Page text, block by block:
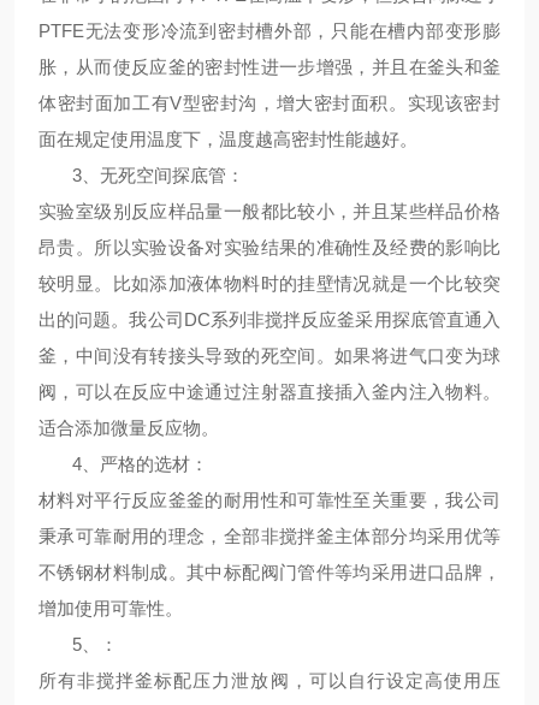
PTFE无法变形冷流到密封槽外部，只能在槽内部变形膨
胀，从而使反应釜的密封性进一步增强，并且在釜头和釜
体密封面加工有V型密封沟，增大密封面积。实现该密封
面在规定使用温度下，温度越高密封性能越好。
3、 无死空间探底管 ：
实验室级别反应样品量一般都比较小，并且某些样品价格
昂贵。所以实验设备对实验结果的准确性及经费的影响比
较明显。比如添加液体物料时的挂壁情况就是一个比较突
出的问题。我公司DC系列非搅拌反应釜采用探底管直通入
釜，中间没有转接头导致的死空间。如果将进气口变为球
阀，可以在反应中途通过注射器直接插入釜内注入物料。
适合添加微量反应物。
4、 严格的选材 ：
材料对平行反应釜釜的耐用性和可靠性至关重要，我公司
秉承可靠耐用的理念，全部非搅拌釜主体部分均采用优等
不锈钢材料制成。其中标配阀门管件等均采用进口品牌，
增加使用可靠性。
5、
：
所有非搅拌釜标配压力泄放阀，可以自行设定高使用压